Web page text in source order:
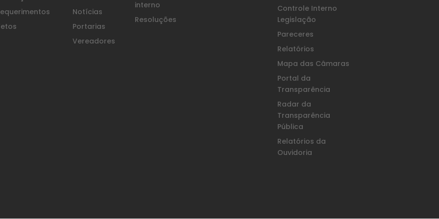
Notícias
Portarias
Vereadores
interno
Resoluções
Controle Interno
Legislação
Pareceres
Relatórios
Mapa das Câmaras
Portal da
Transparência
Radar da
Transparência
Pública
Relatórios da
Ouvidoria